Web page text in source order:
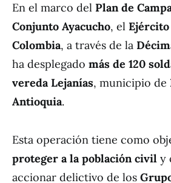
En el marco del Plan de
Conjunto Ayacucho, el Ejército
Colombia, a través de la
ha desplegado más de 120
vereda Lejanías, municipio de
Antioquia.
Esta operación tiene como
proteger a la población civil y
accionar delictivo de los